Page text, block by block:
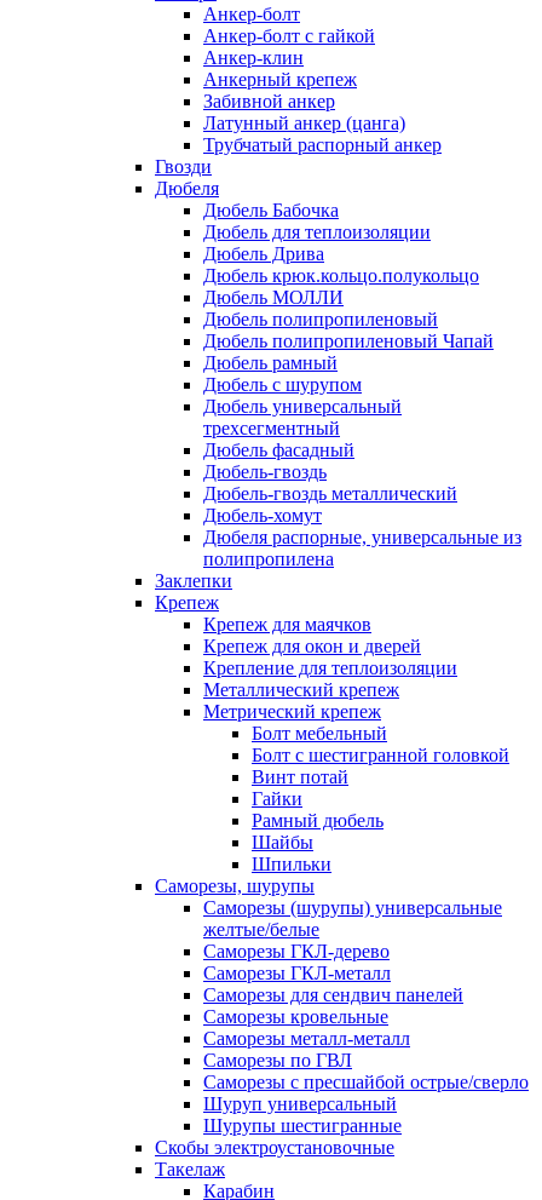
Анкер-болт
Анкер-болт с гайкой
Анкер-клин
Анкерный крепеж
Забивной анкер
Латунный анкер (цанга)
Трубчатый распорный анкер
Гвозди
Дюбеля
Дюбель Бабочка
Дюбель для теплоизоляции
Дюбель Дрива
Дюбель крюк.кольцо.полукольцо
Дюбель МОЛЛИ
Дюбель полипропиленовый
Дюбель полипропиленовый Чапай
Дюбель рамный
Дюбель с шурупом
Дюбель универсальный
трехсегментный
Дюбель фасадный
Дюбель-гвоздь
Дюбель-гвоздь металлический
Дюбель-хомут
Дюбеля распорные, универсальные из
полипропилена
Заклепки
Крепеж
Крепеж для маячков
Крепеж для окон и дверей
Крепление для теплоизоляции
Металлический крепеж
Метрический крепеж
Болт мебельный
Болт с шестигранной головкой
Винт потай
Гайки
Рамный дюбель
Шайбы
Шпильки
Саморезы, шурупы
Саморезы (шурупы) универсальные
желтые/белые
Саморезы ГКЛ-дерево
Саморезы ГКЛ-металл
Саморезы для сендвич панелей
Саморезы кровельные
Саморезы металл-металл
Саморезы по ГВЛ
Саморезы с пресшайбой острые/сверло
Шуруп универсальный
Шурупы шестигранные
Скобы электроустановочные
Такелаж
Карабин